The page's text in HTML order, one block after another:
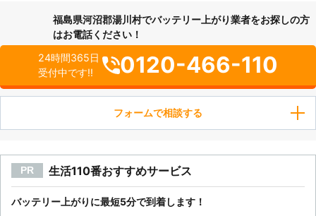
福島県河沼郡湯川村でバッテリー上がり業者をお探しの方
はお電話ください！
24時間365日
受付中です!!
0120-466-110
フォームで相談する
PR 生活110番おすすめサービス
バッテリー上がりに最短5分で到着します！